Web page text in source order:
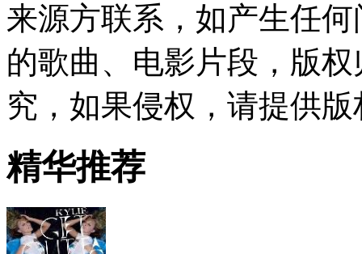
来源方联系，如产生任
的歌曲、电影片段，版
究，如果侵权，请提供
精华推荐